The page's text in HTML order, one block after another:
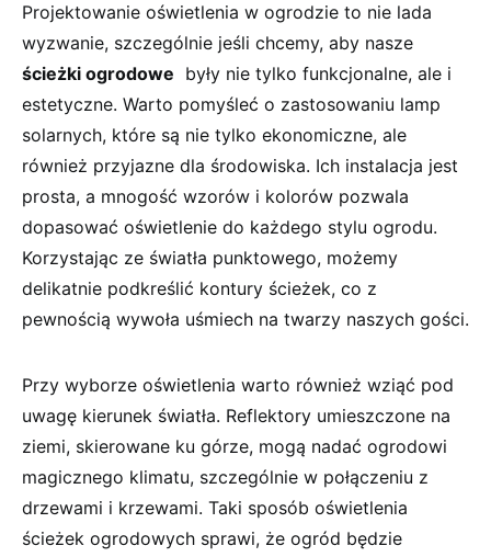
Projektowanie oświetlenia w ogrodzie to nie lada
wyzwanie,⁣ szczególnie jeśli chcemy, ​aby nasze ⁢
ścieżki ogrodowe ‍ były ⁤nie tylko funkcjonalne, ale ‍i
estetyczne. Warto pomyśleć o‍ zastosowaniu ​lamp
solarnych, które⁣ są ⁣nie ‌tylko​ ekonomiczne, ⁢ale
również przyjazne dla środowiska. Ich‌ instalacja jest
prosta, ‌a mnogość wzorów ​i kolorów pozwala
dopasować‍ oświetlenie​ do każdego⁤ stylu ogrodu.
Korzystając ze światła‌ punktowego,‌ możemy
‍delikatnie podkreślić ​kontury ścieżek, co‍ z
pewnością ‍wywoła uśmiech na twarzy ‌naszych gości.
Przy wyborze oświetlenia⁤ warto ​również ⁢wziąć pod
uwagę ⁤kierunek​ światła. Reflektory​ umieszczone na
ziemi, skierowane⁣ ku górze,⁤ mogą ​nadać ‍ogrodowi⁣
magicznego ⁢klimatu, szczególnie w połączeniu z
⁤drzewami ‌i krzewami.⁣ Taki sposób oświetlenia
ścieżek ogrodowych sprawi, ⁤że ogród będzie